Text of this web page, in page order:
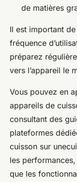
de matières
Il est important
fréquence
préparez
vers l’appareil le
Vous pouvez en
appareils de
consultant des
plateformes
cuisson sur
les
que les